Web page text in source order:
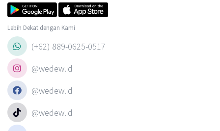
Lebih Dekat dengan Kami
(+62) 889-0625-0517
@wedew.id
@wedew.id
@wedew.id